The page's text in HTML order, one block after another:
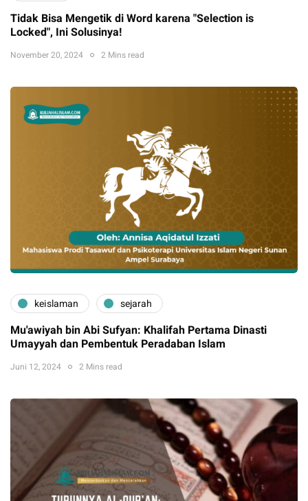
Tidak Bisa Mengetik di Word karena "Selection is
Locked", Ini Solusinya!
November 20, 2024 2 Mins read
keislaman sejarah
Mu'awiyah bin Abi Sufyan: Khalifah Pertama Dinasti
Umayyah dan Pembentuk Peradaban Islam
Juni 12, 2024 2 Mins read